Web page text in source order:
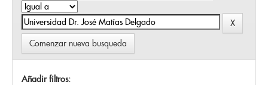
Comenzar nueva busqueda
Añadir filtros: